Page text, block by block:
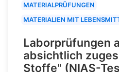
MATERIALPRÜFUNGEN
MATERIALIEN MIT
Laborprüfungen
absichtlich
Stoffe" (NIAS-